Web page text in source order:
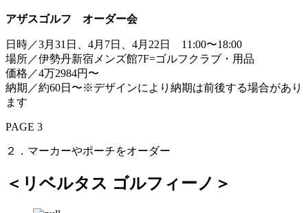
アザスゴルフ オーダー会
日時／3月31日、4月7日、4月22日 11:00〜18:00
場所／伊勢丹新宿メンズ館7F=ゴルフクラブ・用品
価格／4万2984円〜
納期／約60日〜※デザインにより納期は前後する場合があり
ます
PAGE 3
２．マーカーやポーチをオーダー
＜リベルタス ゴルフィーノ＞